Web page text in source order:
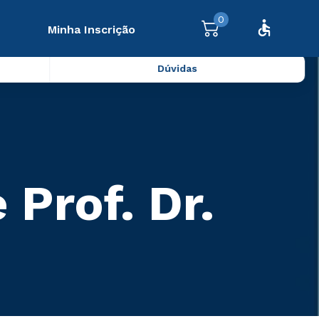
Minha Inscrição
0
Dúvidas
Dr.